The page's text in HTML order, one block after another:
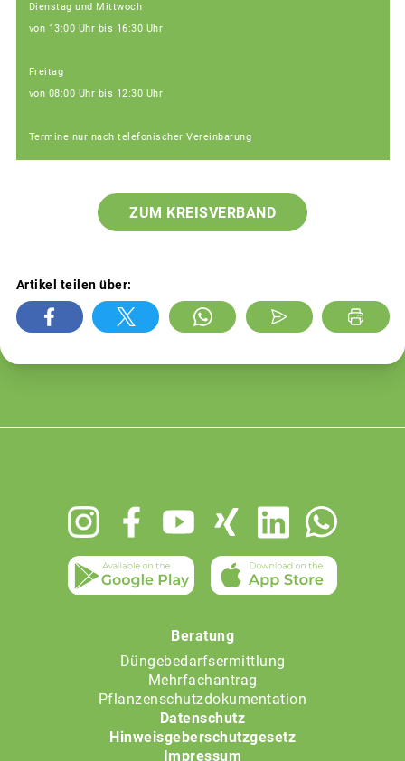
Dienstag und Mittwoch
von 13:00 Uhr bis 16:30 Uhr
Freitag
von 08:00 Uhr bis 12:30 Uhr
Termine nur nach telefonischer Vereinbarung
ZUM KREISVERBAND
Artikel teilen über:
Beratung
Düngebedarfsermittlung
Mehrfachantrag
Pflanzenschutzdokumentation
Datenschutz
Hinweisgeberschutzgesetz
Impressum